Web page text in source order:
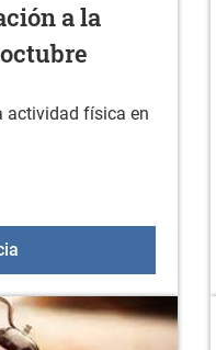
a la
actividad física en
Sesiones de orientación